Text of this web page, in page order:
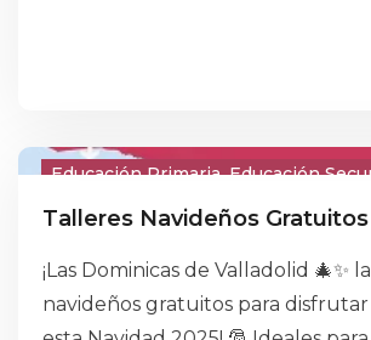
Educación Primaria Educación
Talleres Navideños Gratuitos
¡Las Dominicas de Valladolid 🎄✨
navideños gratuitos para